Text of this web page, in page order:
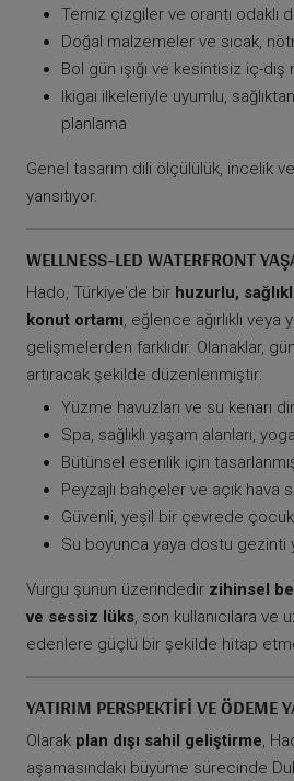
Temiz çizgiler ve orantı odaklı
Doğal malzemeler ve sıcak,
Bol gün ışığı ve kesintisiz iç-dış
Ikigai ilkeleriyle uyumlu,
planlama
Genel tasarım dili ölçülülük, incelik
yansıtıyor.
WELLNESS-LED WATERFRONT
Hado, Türkiye'de bir huzurlu,
konut ortamı, eğlence ağırlıklı veya
gelişmelerden farklıdır. Olanaklar,
artıracak şekilde düzenlenmiştir:
Yüzme havuzları ve su kenarı
Spa, sağlıklı yaşam alanları,
Bütünsel esenlik için
Peyzajlı bahçeler ve açık hava
Güvenli, yeşil bir çevrede çocuk
Su boyunca yaya dostu gezinti
Vurgu şunun üzerindedir zihinsel
ve sessiz lüks, son kullanıcılara ve
edenlere güçlü bir şekilde hitap
YATIRIM PERSPEKTIFI VE ÖDEME
Olarak plan dışı sahil geliştirme,
aşamasındaki büyüme sürecinde